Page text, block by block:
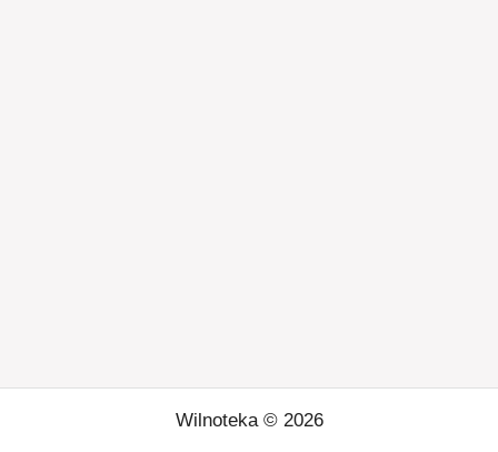
Wilnoteka © 2026